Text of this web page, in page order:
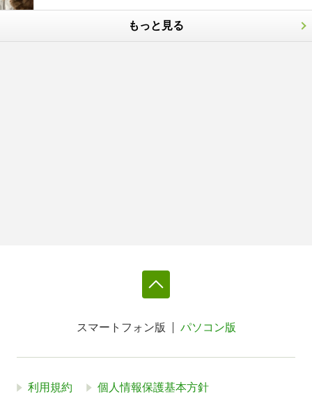
もっと見る
スマートフォン版 パソコン版
利用規約 個人情報保護基本方針